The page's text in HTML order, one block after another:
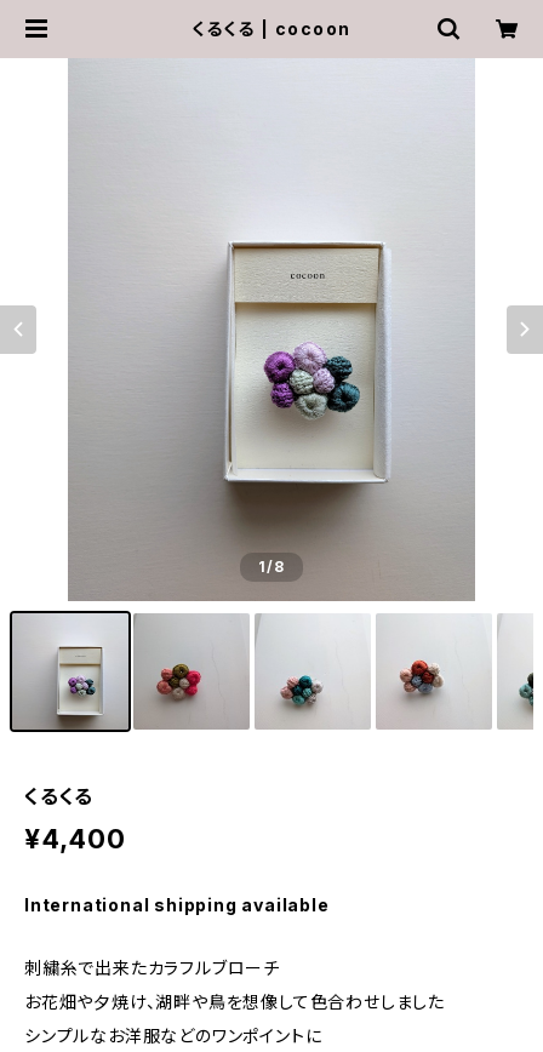
くるくる | cocoon
1/8
くるくる
¥4,400
International shipping available
刺繍糸で出来たカラフルブローチ
お花畑や夕焼け、湖畔や鳥を想像して色合わせしました
シンプルなお洋服などのワンポイントに